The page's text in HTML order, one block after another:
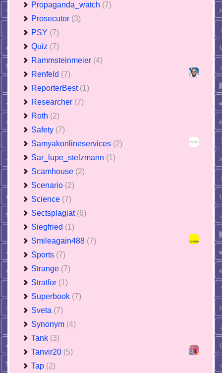
Propaganda_watch (7)
Prosecutor (3)
PSY (7)
Quiz (7)
Rammsteinmeier (4)
Renfeld (7)
ReporterBest (1)
Researcher (7)
Roth (2)
Safety (7)
Samyakonlineservices (2)
Sar_lupe_stelzmann (1)
Scamhouse (2)
Scenario (2)
Science (7)
Sectsplagiat (6)
Siegfried (1)
Smileagain488 (7)
Sports (7)
Strange (7)
Stratfor (1)
Superbook (7)
Sveta (7)
Synonym (4)
Tank (3)
Tanvir20 (5)
Tap (2)